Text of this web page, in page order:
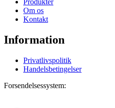
Produkter
Om os
Kontakt
Information
Privatlivspolitik
Handelsbetingelser
Forsendelsessystem: